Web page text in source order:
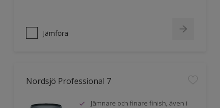
Jämföra
Nordsjö Professional 7
Jämnare och finare finish, även i